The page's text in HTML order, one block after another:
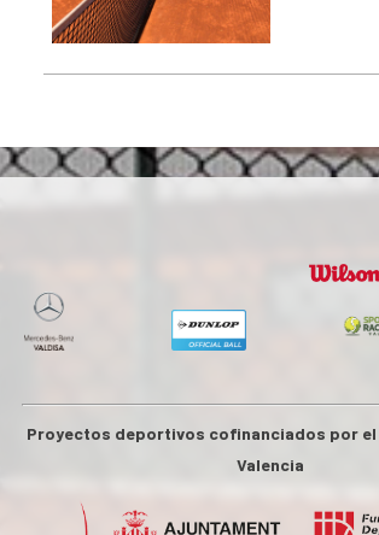
Proyectos deportivos cofinanciados por el
Valencia